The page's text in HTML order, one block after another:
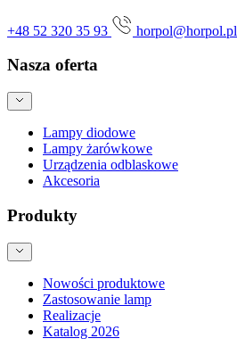
+48 52 320 35 93 horpol@horpol.pl
Nasza oferta
Lampy diodowe
Lampy żarówkowe
Urządzenia odblaskowe
Akcesoria
Produkty
Nowości produktowe
Zastosowanie lamp
Realizacje
Katalog 2026